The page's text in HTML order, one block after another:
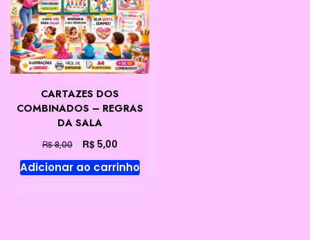
CARTAZES DOS
COMBINADOS – REGRAS
DA SALA
R$8,00
preço
original
R$5,00O
preço
atual
Adicionar ao carrinho